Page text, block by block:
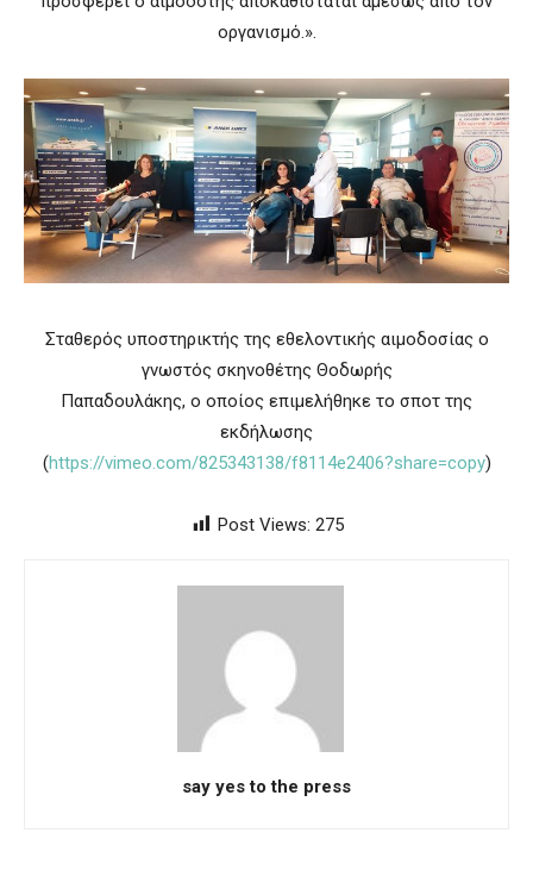
οργανισμό.».
Σταθερός υποστηρικτής της εθελοντικής αιμοδοσίας ο
γνωστός σκηνοθέτης Θοδωρής
Παπαδουλάκης, ο οποίος επιμελήθηκε το σποτ της
εκδήλωσης
(https://vimeo.com/825343138/f8114e2406?share=copy)
Post Views: 275
say yes to the press